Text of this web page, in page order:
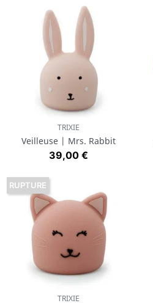
TRIXIE
Veilleuse | Mrs. Rabbit
Prix
39,00 €
TRIXIE
RUPTURE